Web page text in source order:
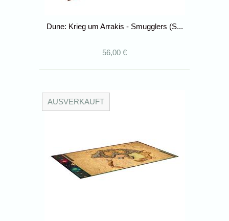
Dune: Krieg um Arrakis - Smugglers (S...
56,00 €
AUSVERKAUFT